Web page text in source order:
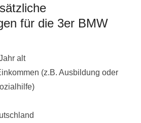
für die 3er BMW
alt
(z.B. Ausbildung oder